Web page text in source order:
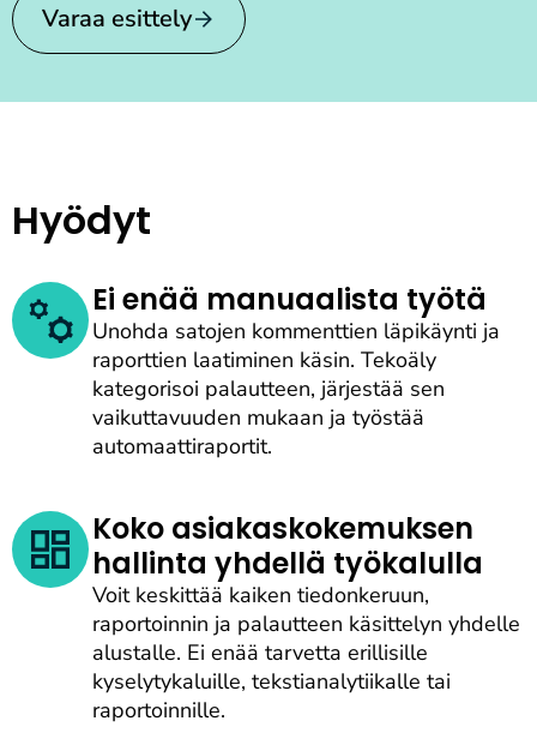
Varaa esittely
Hyödyt
Ei enää manuaalista työtä
Unohda satojen kommenttien läpikäynti ja
raporttien laatiminen käsin. Tekoäly
kategorisoi palautteen, järjestää sen
vaikuttavuuden mukaan ja työstää
automaattiraportit.
Koko asiakaskokemuksen
hallinta yhdellä työkalulla
Voit keskittää kaiken tiedonkeruun,
raportoinnin ja palautteen käsittelyn yhdelle
alustalle. Ei enää tarvetta erillisille
kyselytykaluille, tekstianalytiikalle tai
raportoinnille.